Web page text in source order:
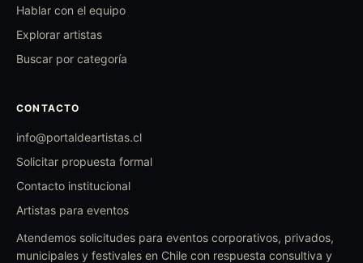
Hablar con el equipo
Explorar artistas
Buscar por categoría
CONTACTO
info@portaldeartistas.cl
Solicitar propuesta formal
Contacto institucional
Artistas para eventos
Atendemos solicitudes para eventos corporativos, privados,
municipales y festivales en Chile con respuesta consultiva y